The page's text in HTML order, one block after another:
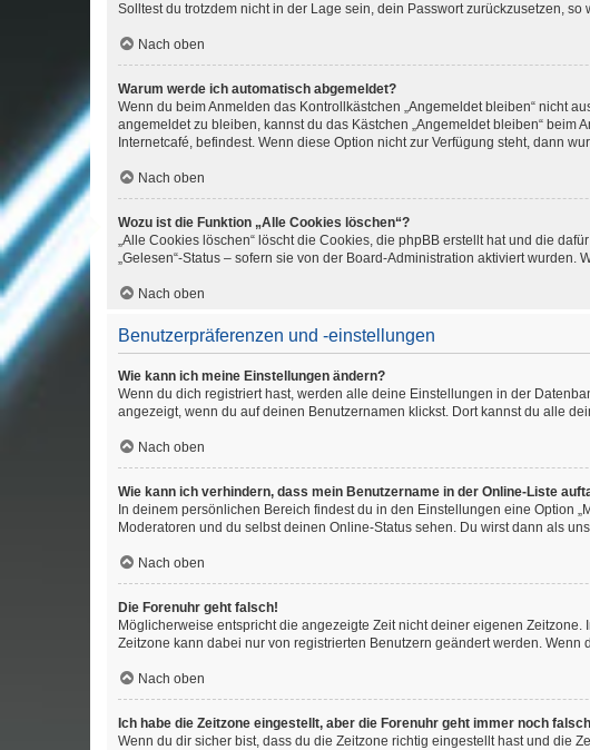
Solltest du trotzdem nicht in der Lage sein, dein Passwort zurückzusetzen,
Nach oben
Warum werde ich automatisch abgemeldet?
Wenn du beim Anmelden das Kontrollkästchen „Angemeldet bleiben“ nicht
angemeldet zu bleiben, kannst du das Kästchen „Angemeldet bleiben“
Internetcafé, befindest. Wenn diese Option nicht zur Verfügung steht, dann
Nach oben
Wozu ist die Funktion „Alle Cookies löschen“?
„Alle Cookies löschen“ löscht die Cookies, die phpBB erstellt hat und die
„Gelesen“-Status – sofern sie von der Board-Administration aktiviert
Nach oben
Benutzerpräferenzen und -einstellungen
Wie kann ich meine Einstellungen ändern?
Wenn du dich registriert hast, werden alle deine Einstellungen in der
angezeigt, wenn du auf deinen Benutzernamen klickst. Dort kannst du alle
Nach oben
Wie kann ich verhindern, dass mein Benutzername in der Online-Liste
In deinem persönlichen Bereich findest du in den Einstellungen eine Option
Moderatoren und du selbst deinen Online-Status sehen. Du wirst dann als
Nach oben
Die Forenuhr geht falsch!
Möglicherweise entspricht die angezeigte Zeit nicht deiner eigenen
Zeitzone kann dabei nur von registrierten Benutzern geändert werden.
Nach oben
Ich habe die Zeitzone eingestellt, aber die Forenuhr geht immer noch
Wenn du dir sicher bist, dass du die Zeitzone richtig eingestellt hast und die